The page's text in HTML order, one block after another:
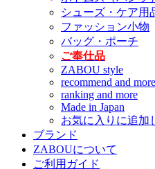
シューズ・ケア用
ファッション小物
バッグ・ポーチ
ご奉仕品
ZABOU style
recommend and more
ranking and more
Made in Japan
お気に入りに追加
ブランド
ZABOUについて
ご利用ガイド